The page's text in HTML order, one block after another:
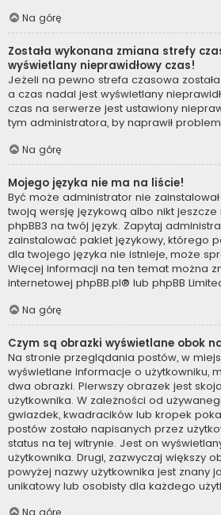
Na górę
Została wykonana zmiana strefy
wyświetlany nieprawidłowy czas!
Jeżeli na pewno strefa czasowa
a czas nadal jest wyświetlany
czas na serwerze jest ustawiony
tym administratora, by naprawił
Na górę
Mojego języka nie ma na liście!
Być może administrator nie
twoją wersję językową albo nikt jeszcze
phpBB3 na twój język. Zapytaj
zainstalować pakiet językowy, którego
dla twojego języka nie istnieje, może
Więcej informacji na ten temat można
internetowej phpBB.pl® lub phpBB
Na górę
Czym są obrazki wyświetlane obok
Na stronie przeglądania postów, w
wyświetlane informacje o użytkowniku,
dwa obrazki. Pierwszy obrazek jest
użytkownika. W zależności od
gwiazdek, kwadracików lub kropek
postów zostało napisanych przez
status na tej witrynie. Jest on
użytkownika. Drugi, zazwyczaj większy
powyżej nazwy użytkownika jest znany
unikatowy lub osobisty dla każdego